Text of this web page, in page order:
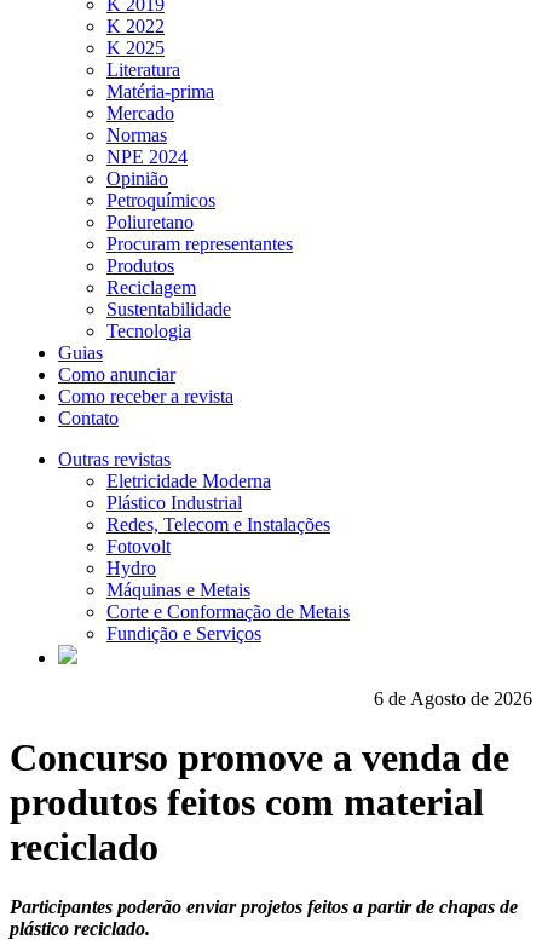
K 2019
K 2022
K 2025
Literatura
Matéria-prima
Mercado
Normas
NPE 2024
Opinião
Petroquímicos
Poliuretano
Procuram representantes
Produtos
Reciclagem
Sustentabilidade
Tecnologia
Guias
Como anunciar
Como receber a revista
Contato
Outras revistas
Eletricidade Moderna
Plástico Industrial
Redes, Telecom e Instalações
Fotovolt
Hydro
Máquinas e Metais
Corte e Conformação de Metais
Fundição e Serviços
6 de Agosto de 2026
Concurso promove a venda de
produtos feitos com material
reciclado
Participantes poderão enviar projetos feitos a partir de chapas de
plástico reciclado.